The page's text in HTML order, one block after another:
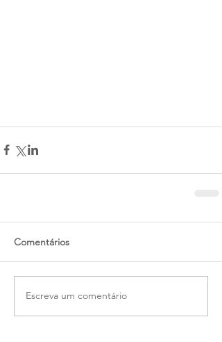
Comentários
Escreva um comentário